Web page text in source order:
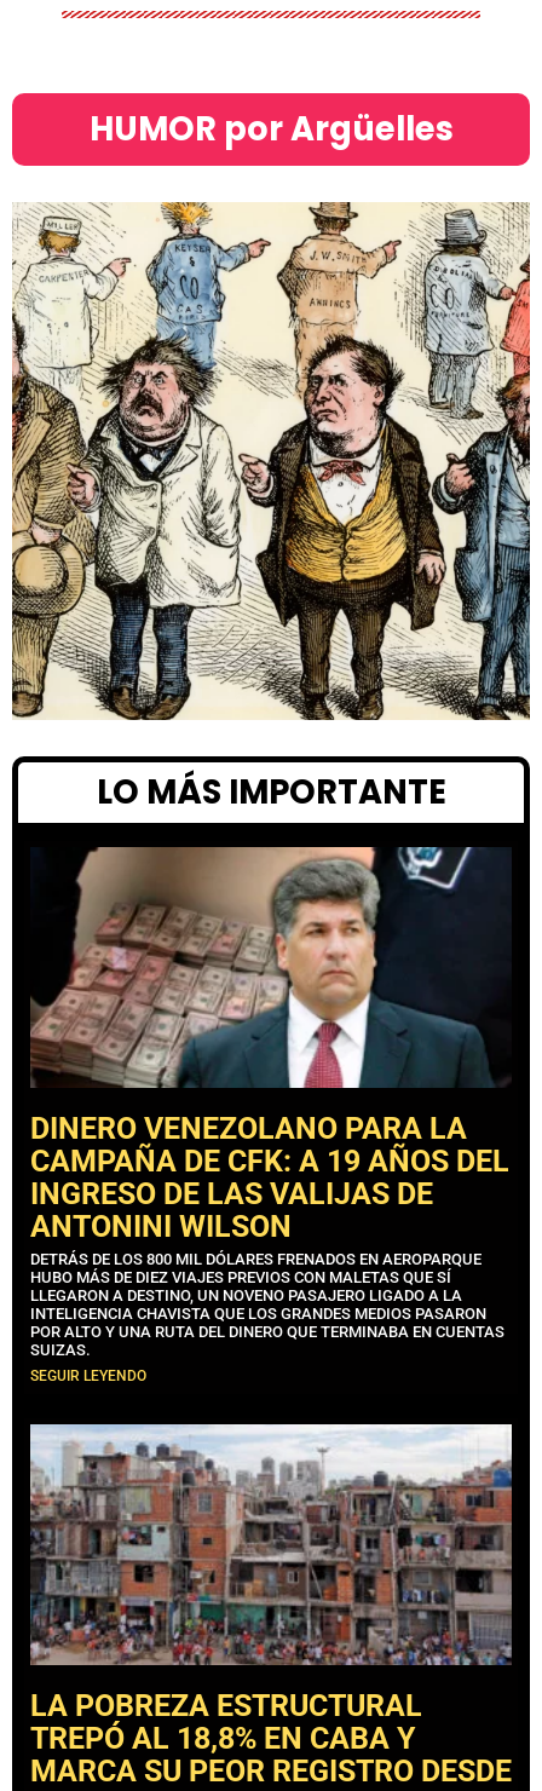
HUMOR por Argüelles​
LO MÁS IMPORTANTE
DINERO VENEZOLANO PARA LA
CAMPAÑA DE CFK: A 19 AÑOS DEL
INGRESO DE LAS VALIJAS DE
ANTONINI WILSON
DETRÁS DE LOS 800 MIL DÓLARES FRENADOS EN AEROPARQUE
HUBO MÁS DE DIEZ VIAJES PREVIOS CON MALETAS QUE SÍ
LLEGARON A DESTINO, UN NOVENO PASAJERO LIGADO A LA
INTELIGENCIA CHAVISTA QUE LOS GRANDES MEDIOS PASARON
POR ALTO Y UNA RUTA DEL DINERO QUE TERMINABA EN CUENTAS
SUIZAS.
SEGUIR LEYENDO
LA POBREZA ESTRUCTURAL
TREPÓ AL 18,8% EN CABA Y
MARCA SU PEOR REGISTRO DESDE